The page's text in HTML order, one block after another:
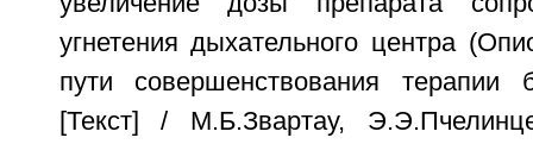
угнетения дыхательного центра
пути совершенствования терапии
[Текст] / М.Б.Звартау,